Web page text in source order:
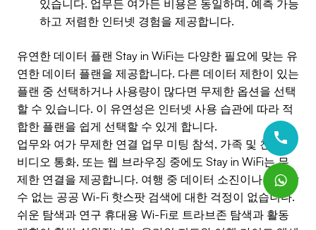
있습니다. 업무든 여가든 비용은 동일하며, 예측 가능
하고 저렴한 인터넷 경험을 제공합니다.
유연한 데이터 플랜 Stay in WiFi는 다양한 필요에 맞는 유
연한 데이터 플랜을 제공합니다. 다른 데이터 제한이 있는
플랜 중 선택하거나 사용량이 많다면 무제한 옵션을 선택
할 수 있습니다. 이 유연성은 인터넷 사용 습관에 따라 적
합한 플랜을 쉽게 선택할 수 있게 합니다.
업무와 여가 무제한 연결 업무 미팅 참석, 가족 및 친구와
비디오 통화, 또는 웹 브라우징 중에도 Stay in WiFi는 무
제한 연결을 제공합니다. 여행 중 데이터 소진이나 신뢰할
수 없는 공공 Wi-Fi 핫스팟 검색에 대한 걱정이 없습니다.
쉬운 탐색과 연구 휴대용 Wi-Fi로 트라브존 탐색과 활동